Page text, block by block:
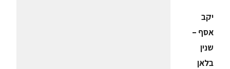
יקב
אסף –
שנין
בלאן